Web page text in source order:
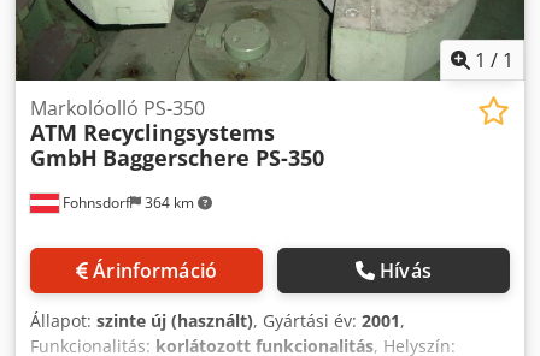
1 / 1
Fohnsdorf 364 km
Markolóolló PS-350
ATM Recyclingsystems
GmbH Baggerschere PS-350
Árinformáció Hívás
Állapot: szinte új (használt), Gyártási év: 2001,
Funkcionalitás: korlátozott funkcionalitás, Helyszín: